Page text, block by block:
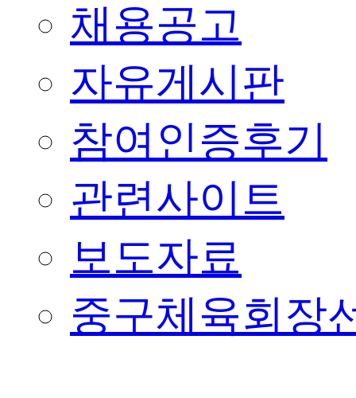
채용공고
자유게시판
참여인증후기
관련사이트
보도자료
중구체육회장